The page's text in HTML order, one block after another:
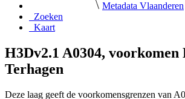
Metadata Vlaanderen
Zoeken
Kaart
H3Dv2.1 A0304, voorkomen
Terhagen
Deze laag geeft de voorkomensgrenzen van